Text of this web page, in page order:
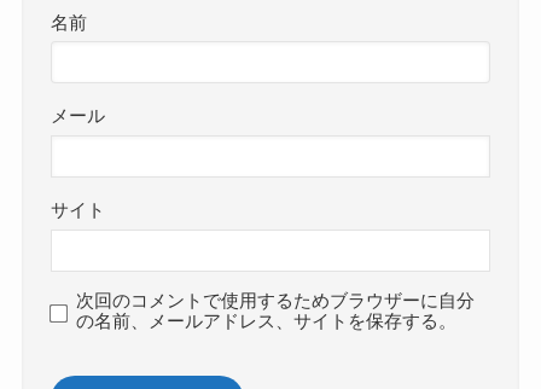
名前
メール
サイト
次回のコメントで使用するためブラウザーに自分
の名前、メールアドレス、サイトを保存する。